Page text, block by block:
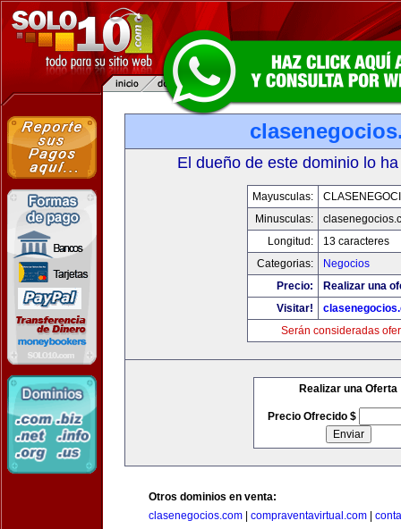
El dueño de este dominio lo
Mayusculas:
Minusculas:
Longitud:
13 caracteres
Categorias:
Negocios
Precio:
Realizar una
Visitar!
Serán consideradas
Realizar una Oferta
Precio Ofrecido $
Otros dominios en venta:
clasenegocios.com
compraventavirtual.com